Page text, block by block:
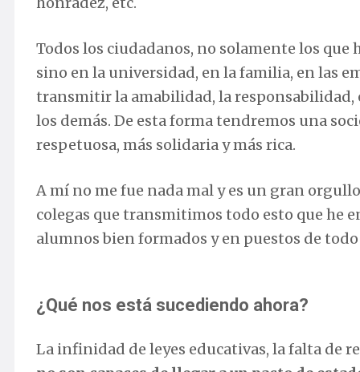
Todos los ciudadanos, no solamente los que
sino en la universidad, en la familia, en las
transmitir la amabilidad, la responsabilidad,
los demás. De esta forma tendremos una
respetuosa, más solidaria y más rica.
A mí no me fue nada mal y es un gran
colegas que transmitimos todo esto que he
alumnos bien formados y en puestos de
¿Qué nos está sucediendo ahora?
La infinidad de leyes educativas, la falta de